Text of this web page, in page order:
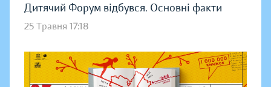
Дитячий Форум відбувся. Основні факти
25 Травня 17:18